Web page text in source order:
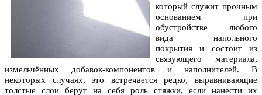
который служит прочным
основанием при
обустройстве любого
вида напольного
покрытия и состоит из
связующего материала,
измельчённых добавок-компонентов и наполнителей. В
некоторых случаях, это встречается редко, выравнивающие
толстые слои берут на себя роль стяжки, если нанести их